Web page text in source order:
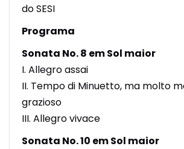
do SESI
Programa
Sonata No. 8 em Sol maior
I. Allegro assai
II. Tempo di Minuetto, ma molto
grazioso
III. Allegro vivace
Sonata No. 10 em Sol maior